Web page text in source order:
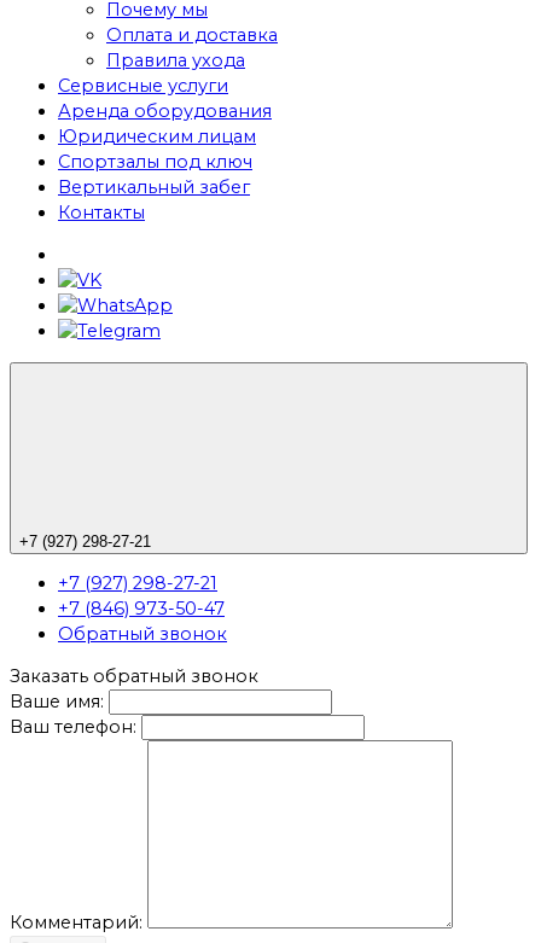
Почему мы
Оплата и доставка
Правила ухода
Сервисные услуги
Аренда оборудования
Юридическим лицам
Спортзалы под ключ
Вертикальный забег
Контакты
+7 (927) 298-27-21
+7 (927) 298-27-21
+7 (846) 973-50-47
Обратный звонок
Заказать обратный звонок
Ваше имя:
Ваш телефон:
Комментарий: